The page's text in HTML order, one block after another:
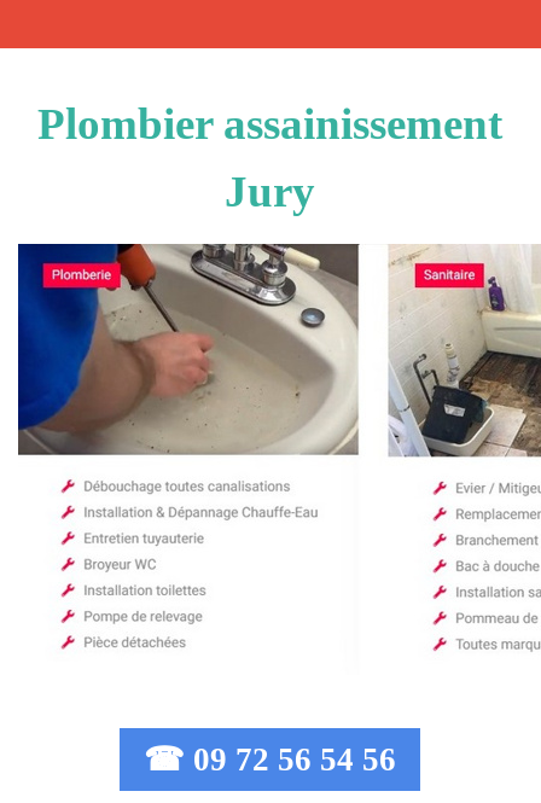
Plombier assainissement
Jury
☎ 09 72 56 54 56